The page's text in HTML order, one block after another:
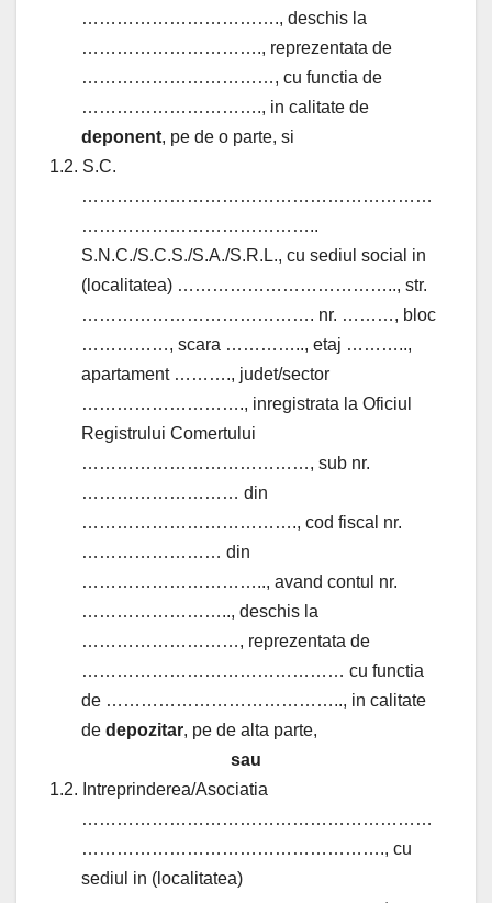
……………………………., deschis la
…………………………., reprezentata de
……………………………, cu functia de
…………………………., in calitate de
deponent, pe de o parte, si
1.2. S.C.
……………………………………………………
…………………………………..
S.N.C./S.C.S./S.A./S.R.L., cu sediul social in
(localitatea) ……………………………….., str.
…………………………………. nr. ………, bloc
……………, scara ………….., etaj ………..,
apartament ………., judet/sector
………………………., inregistrata la Oficiul
Registrului Comertului
…………………………………, sub nr.
……………………… din
………………………………., cod fiscal nr.
…………………… din
………………………….., avand contul nr.
…………………….., deschis la
………………………, reprezentata de
……………………………………… cu functia
de ………………………………….., in calitate
de depozitar, pe de alta parte,
sau
1.2. Intreprinderea/Asociatia
……………………………………………………
……………………………………………., cu
sediul in (localitatea)